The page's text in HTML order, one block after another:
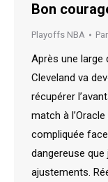
Bon
Playoffs NBA Par
Après une large
Cleveland va
récupérer
match à
compliquée
dangereuse
ajustements.